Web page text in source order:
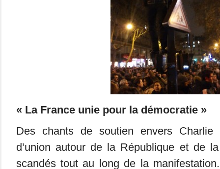
« La France unie pour la démocratie »
Des chants de soutien envers Charlie
d’union autour de la République et de
scandés tout au long de la